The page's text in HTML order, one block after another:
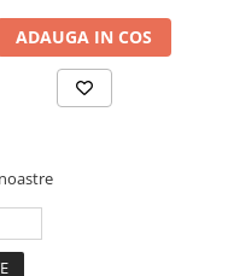
66 cm, Maro
ADAUGA IN COS